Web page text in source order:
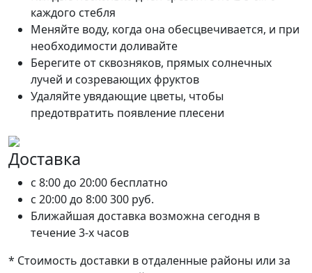
каждого стебля
Меняйте воду, когда она обесцвечивается, и при
необходимости доливайте
Берегите от сквозняков, прямых солнечных
лучей и созревающих фруктов
Удаляйте увядающие цветы, чтобы
предотвратить появление плесени
Доставка
c 8:00 до 20:00 бесплатно
c 20:00 до 8:00300 руб.
Ближайшая доставка возможна сегодня в
течение 3-х часов
* Стоимость доставки в отдаленные районы или за